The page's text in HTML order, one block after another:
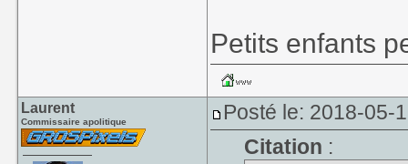
Petits enfants
Laurent
Commissaire apolitique
Posté le: 2018-05-
Citation :